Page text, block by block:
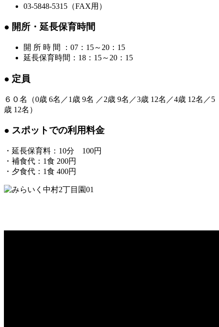
03-5848-5315（FAX用）
● 開所・延長保育時間
開 所 時 間 ：07：15～20：15
延長保育時間：18：15～20：15
● 定員
６０名（0歳 6名／1歳 9名 ／2歳 9名／3歳 12名／4歳 12名／5
歳 12名）
● スポットでの利用料金
・延長保育料：10分 100円
・補食代：1食 200円
・夕食代：1食 400円